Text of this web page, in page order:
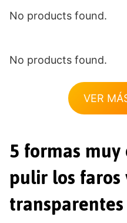
No products found.
No products found.
VER
5 formas
pulir los
transparentes